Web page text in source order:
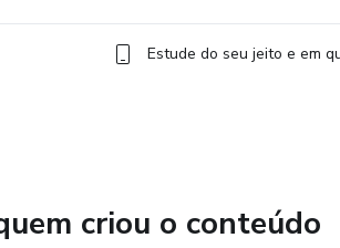
Estude do seu jeito e em
criou o conteúdo